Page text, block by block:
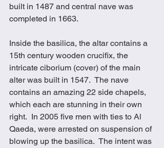
built in 1487 and central nave was
completed in 1663.
Inside the basilica, the altar contains a
15th century wooden crucifix, the
intricate ciborium (cover) of the main
alter was built in 1547.  The nave
contains an amazing 22 side chapels,
which each are stunning in their own
right.  In 2005 five men with ties to Al
Qaeda, were arrested on suspension of
blowing up the basilica.  The intent was